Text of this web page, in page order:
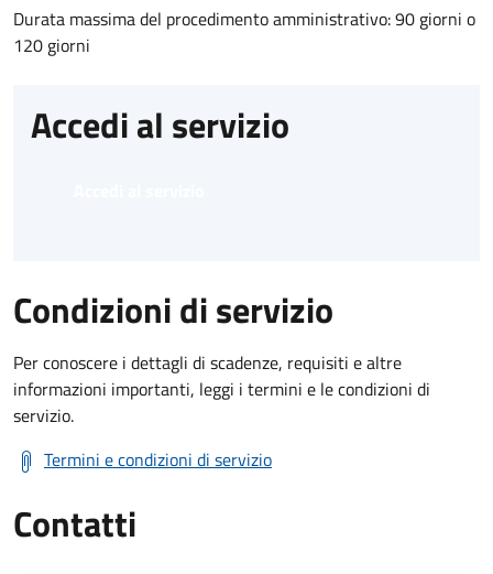
Durata massima del procedimento amministrativo: 90 giorni o
120 giorni
Accedi al servizio
Condizioni di servizio
Per conoscere i dettagli di scadenze, requisiti e altre
informazioni importanti, leggi i termini e le condizioni di
servizio.
Termini e condizioni di servizio
Contatti